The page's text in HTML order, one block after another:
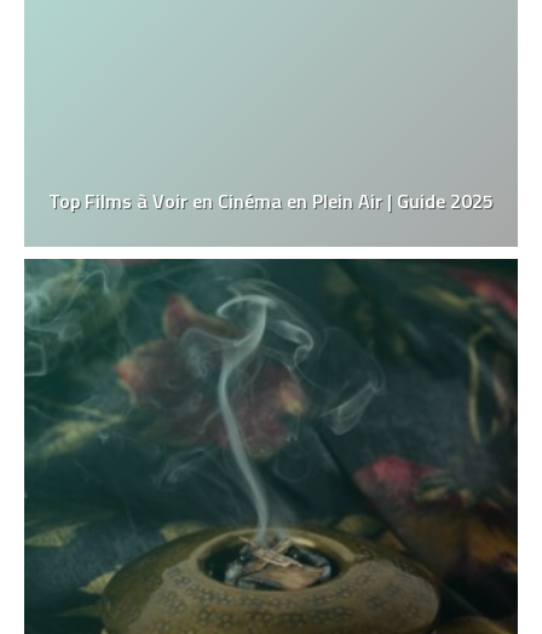
Top Films à Voir en Cinéma en Plein Air | Guide 2025